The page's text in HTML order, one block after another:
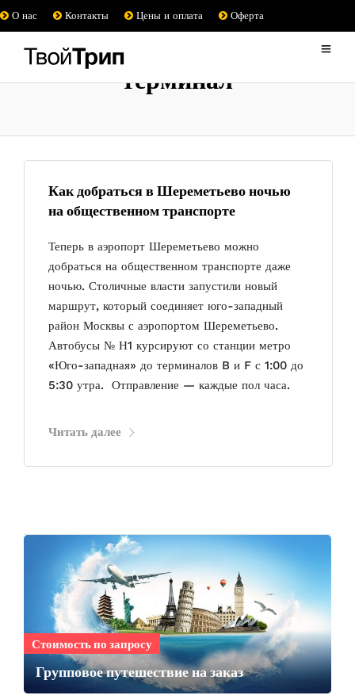
О нас Контакты Цены и оплата Оферта
терминал
Как добраться в Шереметьево ночью
на общественном транспорте
Теперь в аэропорт Шереметьево можно
добраться на общественном транспорте даже
ночью. Столичные власти запустили новый
маршрут, который соединяет юго-западный
район Москвы с аэропортом Шереметьево.
Автобусы № Н1 курсируют со станции метро
«Юго-западная» до терминалов B и F с 1:00 до
5:30 утра. Отправление — каждые пол часа.
Читать далее
Стоимость по запросу
Групповое путешествие на заказ